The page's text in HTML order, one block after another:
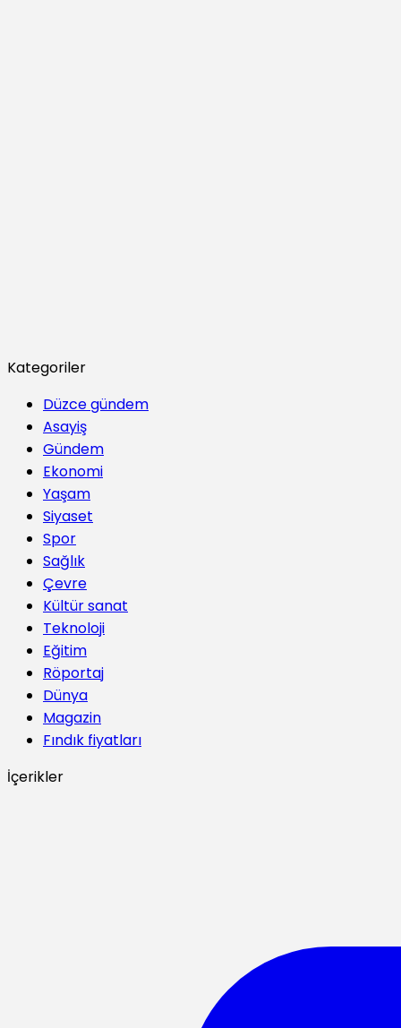
Kategoriler
Düzce gündem
Asayiş
Gündem
Ekonomi
Yaşam
Siyaset
Spor
Sağlık
Çevre
Kültür sanat
Teknoloji
Eğitim
Röportaj
Dünya
Magazin
Fındık fiyatları
İçerikler